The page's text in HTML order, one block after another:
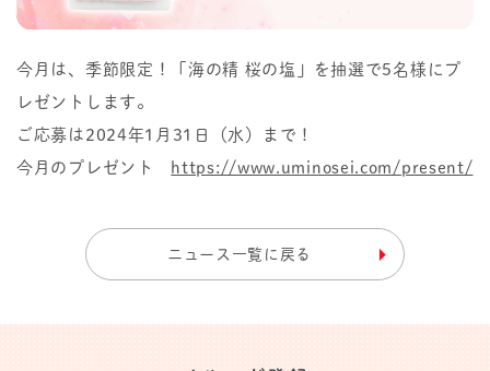
今月は、季節限定！「海の精 桜の塩」を抽選で5名様にプ
レゼントします。
ご応募は2024年1月31日（水）まで！
今月のプレゼント
https://www.uminosei.com/present/
ニュース一覧に戻る